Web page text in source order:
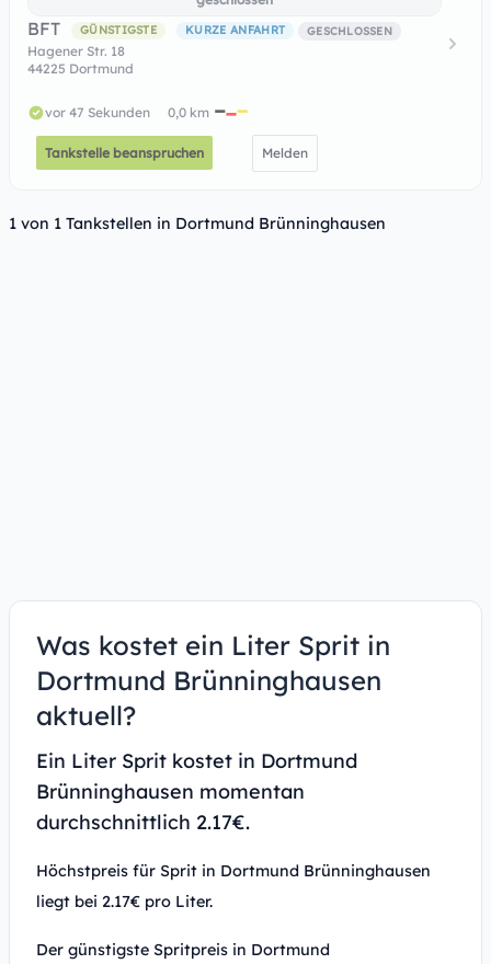
BFT GÜNSTIGSTE KURZE ANFAHRT GESCHLOSSEN
Hagener Str. 18
44225 Dortmund
vor 47 Sekunden 0,0 km
Tankstelle beanspruchen Melden
1 von 1 Tankstellen in Dortmund Brünninghausen
Was kostet ein Liter Sprit in
Dortmund Brünninghausen
aktuell?
Ein Liter Sprit kostet in Dortmund
Brünninghausen momentan
durchschnittlich 2.17€.
Höchstpreis für Sprit in Dortmund Brünninghausen
liegt bei 2.17€ pro Liter.
Der günstigste Spritpreis in Dortmund